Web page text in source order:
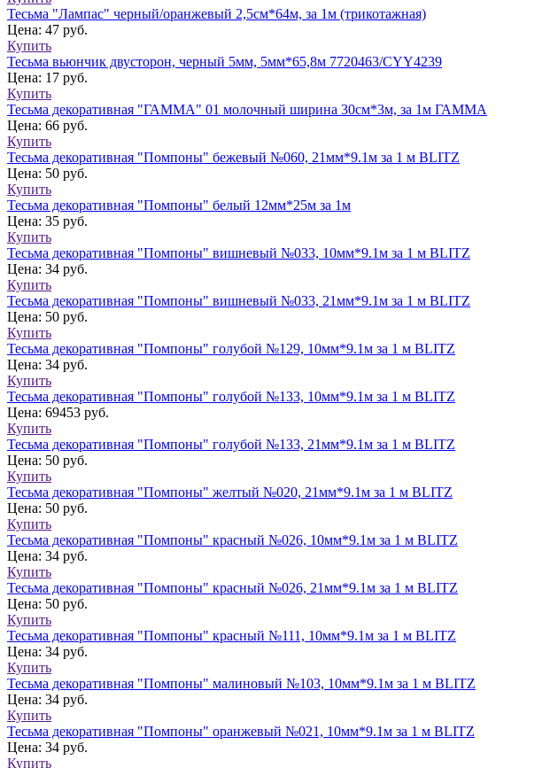
Тесьма "Лампас" черный/оранжевый 2,5см*64м, за 1м (трикотажная)
Цена: 47 руб.
Купить
Тесьма вьюнчик двусторон, черный 5мм, 5мм*65,8м 7720463/CYY4239
Цена: 17 руб.
Купить
Тесьма декоративная "ГАММА" 01 молочный ширина 30см*3м, за 1м ГАММА
Цена: 66 руб.
Купить
Тесьма декоративная "Помпоны" бежевый №060, 21мм*9.1м за 1 м BLITZ
Цена: 50 руб.
Купить
Тесьма декоративная "Помпоны" белый 12мм*25м за 1м
Цена: 35 руб.
Купить
Тесьма декоративная "Помпоны" вишневый №033, 10мм*9.1м за 1 м BLITZ
Цена: 34 руб.
Купить
Тесьма декоративная "Помпоны" вишневый №033, 21мм*9.1м за 1 м BLITZ
Цена: 50 руб.
Купить
Тесьма декоративная "Помпоны" голубой №129, 10мм*9.1м за 1 м BLITZ
Цена: 34 руб.
Купить
Тесьма декоративная "Помпоны" голубой №133, 10мм*9.1м за 1 м BLITZ
Цена: 69453 руб.
Купить
Тесьма декоративная "Помпоны" голубой №133, 21мм*9.1м за 1 м BLITZ
Цена: 50 руб.
Купить
Тесьма декоративная "Помпоны" желтый №020, 21мм*9.1м за 1 м BLITZ
Цена: 50 руб.
Купить
Тесьма декоративная "Помпоны" красный №026, 10мм*9.1м за 1 м BLITZ
Цена: 34 руб.
Купить
Тесьма декоративная "Помпоны" красный №026, 21мм*9.1м за 1 м BLITZ
Цена: 50 руб.
Купить
Тесьма декоративная "Помпоны" красный №111, 10мм*9.1м за 1 м BLITZ
Цена: 34 руб.
Купить
Тесьма декоративная "Помпоны" малиновый №103, 10мм*9.1м за 1 м BLITZ
Цена: 34 руб.
Купить
Тесьма декоративная "Помпоны" оранжевый №021, 10мм*9.1м за 1 м BLITZ
Цена: 34 руб.
Купить